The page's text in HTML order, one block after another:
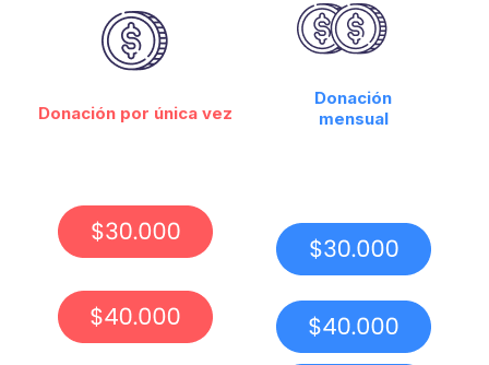
Donación por única vez
Donación
mensual